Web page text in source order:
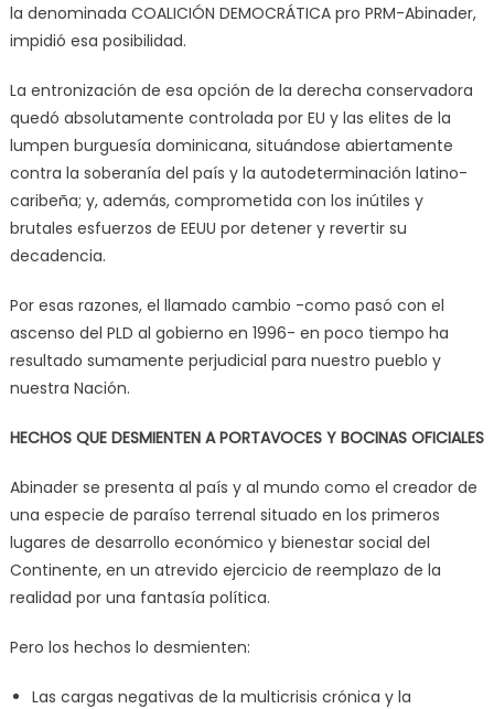
la denominada COALICIÓN DEMOCRÁTICA pro PRM-Abinader,
impidió esa posibilidad.
La entronización de esa opción de la derecha conservadora
quedó absolutamente controlada por EU y las elites de la
lumpen burguesía dominicana, situándose abiertamente
contra la soberanía del país y la autodeterminación latino-
caribeña; y, además, comprometida con los inútiles y
brutales esfuerzos de EEUU por detener y revertir su
decadencia.
Por esas razones, el llamado cambio -como pasó con el
ascenso del PLD al gobierno en 1996- en poco tiempo ha
resultado sumamente perjudicial para nuestro pueblo y
nuestra Nación.
HECHOS QUE DESMIENTEN A PORTAVOCES Y BOCINAS OFICIALES
Abinader se presenta al país y al mundo como el creador de
una especie de paraíso terrenal situado en los primeros
lugares de desarrollo económico y bienestar social del
Continente, en un atrevido ejercicio de reemplazo de la
realidad por una fantasía política.
Pero los hechos lo desmienten:
Las cargas negativas de la multicrisis crónica y la